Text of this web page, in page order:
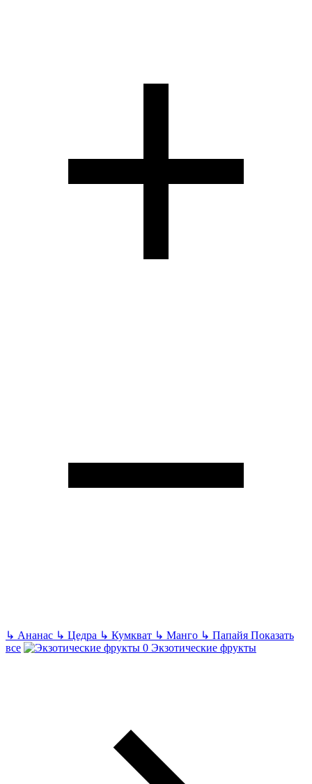
↳ Ананас ↳ Цедра ↳ Кумкват ↳ Манго ↳ Папайя Показать
все
Экзотические фрукты